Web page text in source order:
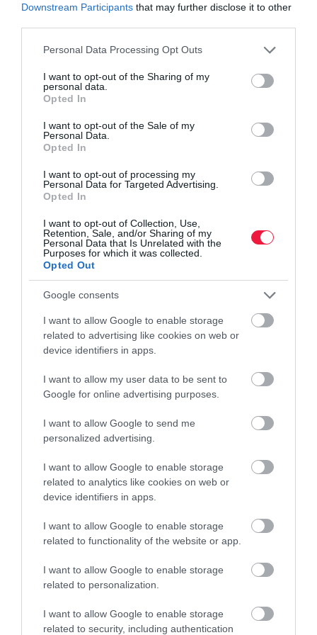
Downstream Participants that may further disclose it to other
Please note that this website/app uses one or more Google
not limited to your visit or usage behaviour. You may click to
grant or deny consent to Google and its third-party tags to
use your data for below specified purposes in below Google
consent section.
Personal Data Processing Opt Outs
I want to opt-out of the Sharing of my
personal data.
Opted In
I want to opt-out of the Sale of my
Personal Data.
Opted In
I want to opt-out of processing my
Personal Data for Targeted Advertising.
Opted In
I want to opt-out of Collection, Use,
Retention, Sale, and/or Sharing of my
Personal Data that Is Unrelated with the
Purposes for which it was collected.
Opted Out
Google consents
I want to allow Google to enable storage
related to advertising like cookies on web or
device identifiers in apps.
I want to allow my user data to be sent to
Google for online advertising purposes.
I want to allow Google to send me
personalized advertising.
I want to allow Google to enable storage
related to analytics like cookies on web or
device identifiers in apps.
I want to allow Google to enable storage
related to functionality of the website or app.
I want to allow Google to enable storage
related to personalization.
I want to allow Google to enable storage
related to security, including authentication
ÜZEMANYAGOK
Csütörtöktől így változik az üzemanyagok
nagykereskedelmi ára
Újabb nagykereskedelmi áremelés érkezik: csütörtöktől a 95-ös
benzin ára bruttó 7 forinttal, a gázolajé pedig 9 forinttal
emelkedik, írja a holtankoljak.hu.